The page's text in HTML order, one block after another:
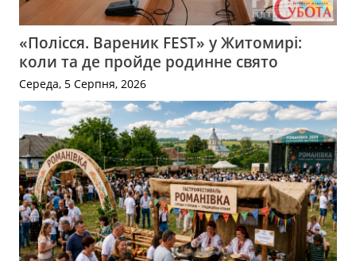
«Полісся. Вареник FEST» у Житомирі:
коли та де пройде родинне свято
Середа, 5 Серпня, 2026